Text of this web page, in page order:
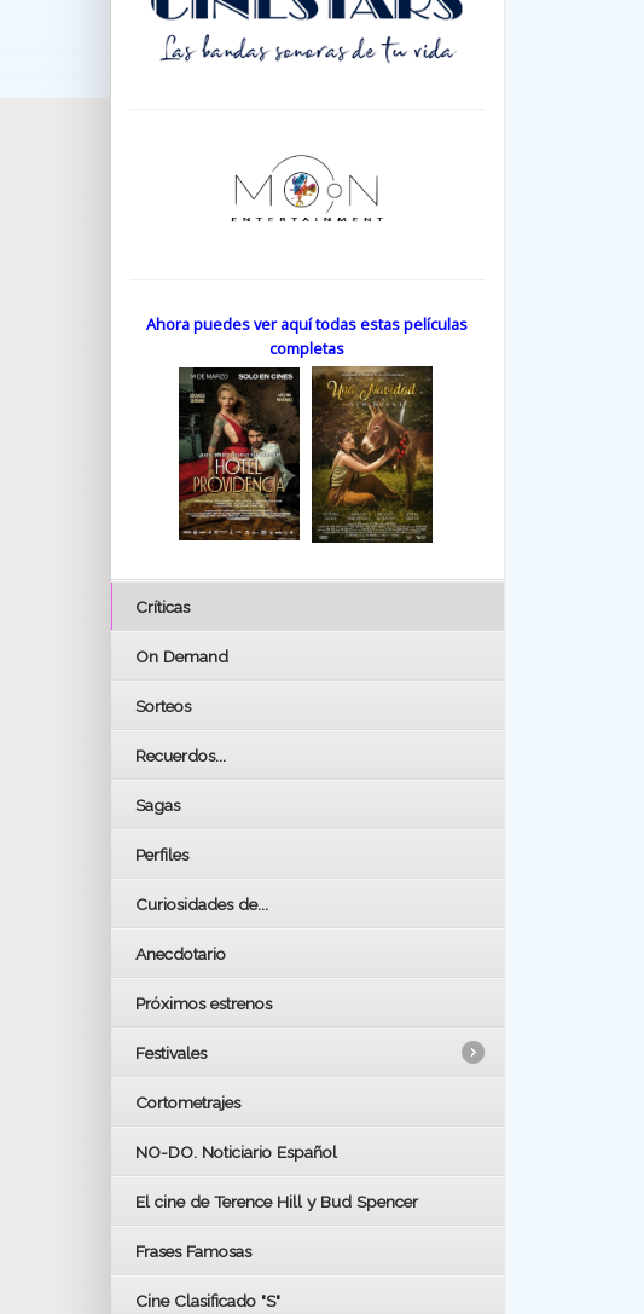
Ahora puedes ver aquí todas estas películas
completas
Críticas
On Demand
Sorteos
Recuerdos...
Sagas
Perfiles
Curiosidades de...
Anecdotario
Próximos estrenos
Festivales
LOS OSCARS
BAFTA
Cortometrajes
NO-DO. Noticiario Español
El cine de Terence Hill y Bud Spencer
Frases Famosas
Cine Clasificado "S"